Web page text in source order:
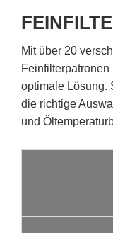
Mit über 20
optimale Lösung.
die richtige
und